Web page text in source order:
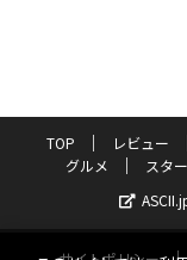
TOP レビュー
グルメ
スタ